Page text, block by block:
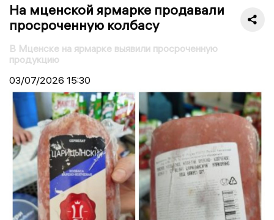
На мценской ярмарке продавали
просроченную колбасу
В Мценске на ярмарке выявили просроченную
продукцию
03/07/2026 15:30